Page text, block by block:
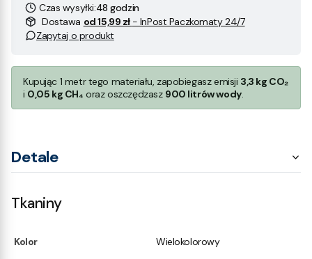
Czas wysyłki:48 godzin
Dostawa od 15,99 zł - InPost Paczkomaty 24/7
Zapytaj o produkt
Kupując 1 metr tego materiału, zapobiegasz emisji 3,3 kg CO₂
i 0,05 kg CH₄ oraz oszczędzasz 900 litrów wody.
Detale
Tkaniny
Kolor
Wielokolorowy